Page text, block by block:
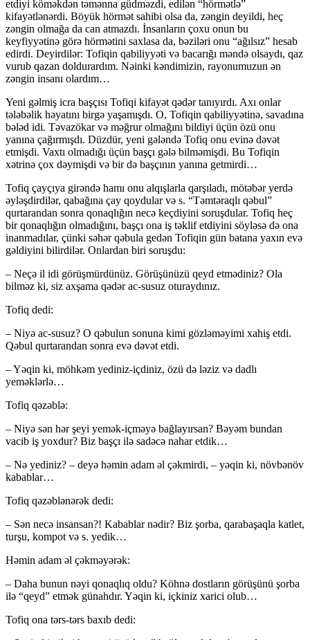
etdiyi köməkdən təmənna güdməzdi, edilən “hörmətlə”
kifayətlənərdi. Böyük hörmət sahibi olsa da, zən­gin deyildi, heç
zəngin olmağa da can atmazdı. İn­sanların çoxu onun bu
keyfiyyətinə görə hörmətini saxlasa da, bəziləri onu “ağılsız” hesab
edirdi. De­yirdilər: Tofiqin qabiliyyəti və bacarığı məndə ol­say­dı, qaz
vurub qazan doldurardım. Nəinki kən­dimizin, rayonumuzun ən
zəngin insanı olardım…
Yeni gəlmiş icra başçısı Tofiqi kifayət qədər tanıyırdı. Axı onlar
tələbəlik həyatını birgə yaşa­mışdı. O, Tofiqin qabiliyyətinə, savadına
bələd idi. Təvazökar və məğrur olmağını bildiyi üçün özü onu
yanına çağırmışdı. Düzdür, yeni gələndə Tofiq onu evinə dəvət
etmişdi. Vaxtı olmadığı üçün başçı gələ bilməmişdi. Bu Tofiqin
xətrinə çox dəymişdi və bir də başçının yanına getmirdi…
Tofiq çayçıya girəndə hamı onu alqışlarla qarşıladı, mötəbər yerdə
əyləşdirdilər, qabağına çay qoydular və s. “Təmtəraqlı qəbul”
qurtarandan sonra qonaqlığın necə keçdiyini soruşdular. Tofiq heç
bir qonaqlığın olmadığını, başçı ona iş təklif etdiyini söyləsə də ona
inanmadılar, çünki səhər qəbula gedən Tofiqin gün batana yaxın evə
gəl­diyini bilirdilər. Onlardan biri soruşdu:
– Neçə il idi görüşmürdünüz. Görüşünüzü qeyd etmədiniz? Ola
bilməz ki, siz axşama qədər ac-susuz oturaydınız.
Tofiq dedi:
– Niyə ac-susuz? O qəbulun sonuna kimi göz­ləməyimi xahiş etdi.
Qəbul qurtarandan sonra evə dəvət etdi.
– Yəqin ki, möhkəm yediniz-içdiniz, özü də ləziz və dadlı
yeməklərlə…
Tofiq qəzəblə:
– Niyə sən hər şeyi yemək-içməyə bağla­yırsan? Bəyəm bundan
vacib iş yoxdur? Biz başçı ilə sadəcə nahar etdik…
– Nə yediniz? – deyə həmin adam əl çək­mir­di, – yəqin ki, növbənöv
kabablar…
Tofiq qəzəblənərək dedi:
– Sən necə insansan?! Kabablar nədir? Biz şor­ba, qarabaşaqla katlet,
turşu, kompot və s. ye­dik…
Həmin adam əl çəkməyərək:
– Daha bunun nəyi qonaqlıq oldu? Köhnə dostların görüşünü şorba
ilə “qeyd” etmək günah­dır. Yəqin ki, içkiniz xarici olub…
Tofiq ona tərs-tərs baxıb dedi: